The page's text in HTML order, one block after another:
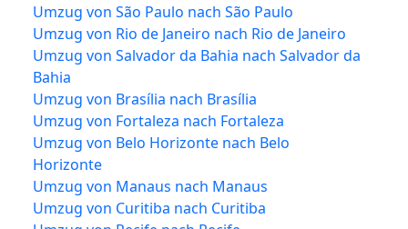
Umzug von São Paulo nach São Paulo
Umzug von Rio de Janeiro nach Rio de Janeiro
Umzug von Salvador da Bahia nach Salvador da
Bahia
Umzug von Brasília nach Brasília
Umzug von Fortaleza nach Fortaleza
Umzug von Belo Horizonte nach Belo
Horizonte
Umzug von Manaus nach Manaus
Umzug von Curitiba nach Curitiba